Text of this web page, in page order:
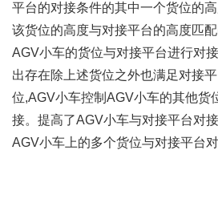
平台的对接条件的其中一个货位的
该货位的高度与对接平台的高度匹
AGV小车的货位与对接平台进行对
出存在除上述货位之外也满足对接
位,AGV小车控制AGV小车的其他货
接。提高了AGV小车与对接平台对
AGV小车上的多个货位与对接平台对